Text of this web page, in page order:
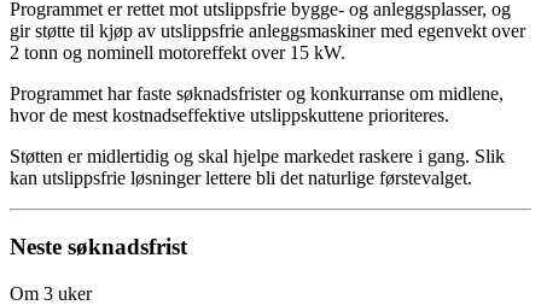
Programmet er rettet mot utslippsfrie bygge- og anleggsplasser, og
gir støtte til kjøp av utslippsfrie anleggsmaskiner med egenvekt over
2 tonn og nominell motoreffekt over 15 kW.
Programmet har faste søknadsfrister og konkurranse om midlene,
hvor de mest kostnadseffektive utslippskuttene prioriteres.
Støtten er midlertidig og skal hjelpe markedet raskere i gang. Slik
kan utslippsfrie løsninger lettere bli det naturlige førstevalget.
Neste søknadsfrist
Om 3 uker